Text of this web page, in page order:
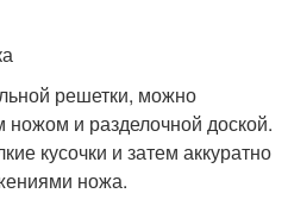
решетки, можно
и разделочной доской.
кусочки и затем аккуратно
ножа.